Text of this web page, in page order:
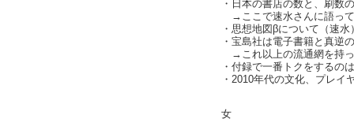
・日本の書店の数と、刷数
→ここで速水さんに語っ
・思想地図βについて（速水
・宝島社は電子書籍と真逆
→これ以上の流通網を持
・付録で一番トクをするの
・2010年代の文化、プレイ
女